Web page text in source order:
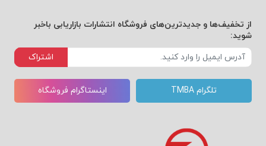
از تخفیف‌ها و جدیدترین‌های فروشگاه انتشارات بازاریابی باخبر
شوید:
اشتراک
تلگرام TMBA اینستاگرام فروشگاه